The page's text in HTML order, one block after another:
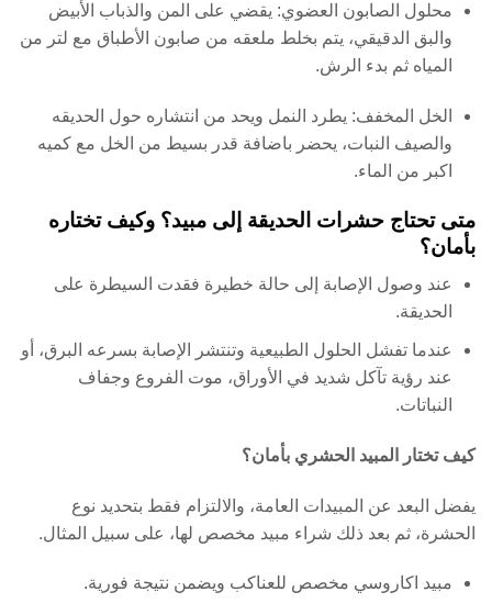
محلول الصابون العضوي: يقضي على المن والذباب الأبيض
والبق الدقيقي، يتم بخلط ملعقه من صابون الأطباق مع لتر من
المياه ثم بدء الرش.
الخل المخفف: يطرد النمل ويحد من انتشاره حول الحديقه
والصيف النبات، يحضر باضافة قدر بسيط من الخل مع كميه
اكبر من الماء.
متى تحتاج حشرات الحديقة إلى مبيد؟ وكيف تختاره
بأمان؟
عند وصول الإصابة إلى حالة خطيرة فقدت السيطرة على
الحديقة.
عندما تفشل الحلول الطبيعية وتنتشر الإصابة بسرعه البرق، أو
عند رؤية تآكل شديد في الأوراق، موت الفروع وجفاف
النباتات.
كيف تختار المبيد الحشري بأمان؟
يفضل البعد عن المبيدات العامة، والالتزام فقط بتحديد نوع
الحشرة، ثم بعد ذلك شراء مبيد مخصص لها، على سبيل المثال.
مبيد اكاروسي مخصص للعناكب ويضمن نتيجة فورية.